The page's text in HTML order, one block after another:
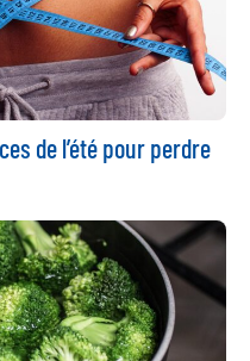
de l’été pour perdre